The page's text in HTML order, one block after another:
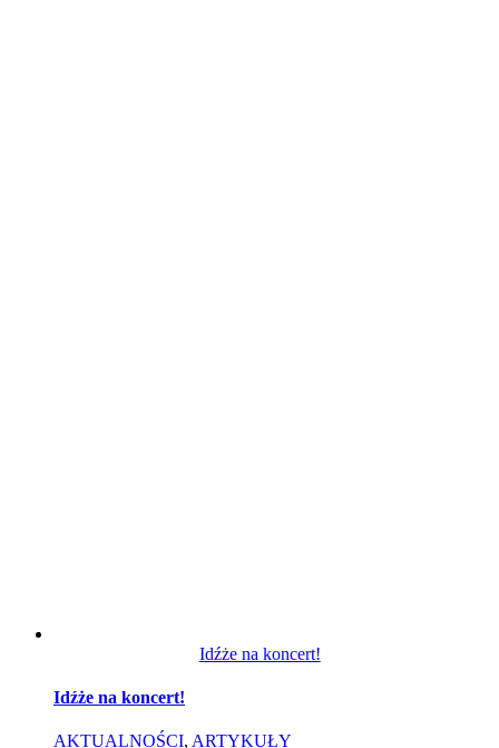
Idźże na koncert!
Idźże na koncert!
AKTUALNOŚCI, ARTYKUŁY